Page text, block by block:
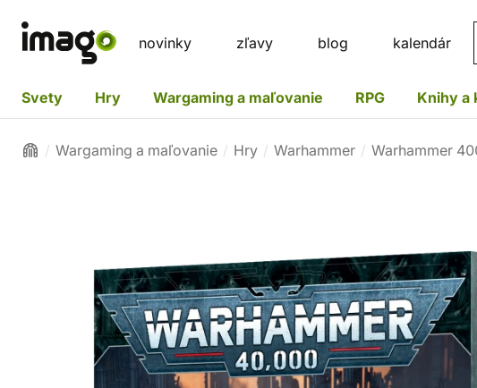
novinky zľavy blog kalendár
Svety Hry Wargaming a maľovanie RPG Knihy a
Wargaming a maľovanie Hry Warhammer Warhammer